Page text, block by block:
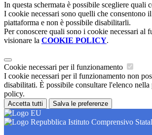
In questa schermata è possibile scegliere quali
I cookie necessari sono quelli che consentono
piattaforma e non è possibile disabilitarli.
Per conoscere quali sono i cookie necessari al
visionare la COOKIE POLICY.
Cookie necessari per il funzionamento
I cookie necessari per il funzionamento non
disabilitati. È possibile consultare l'elenco
policy.
Accetta tutti Salva le preferenze
Istituto Comprensivo